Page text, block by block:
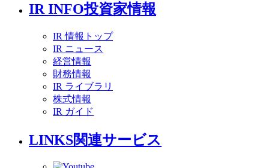
IR INFO投資家情報
IR 情報トップ
IR ニュース
経営情報
財務情報
IR ライブラリ
株式情報
IR ガイド
LINKS関連サービス